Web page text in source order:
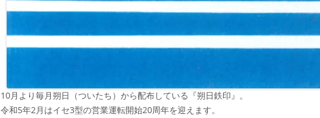
10月より毎月朔日（ついたち）から配布している『朔日鉄印』。
令和5年2月はイセ3型の営業運転開始20周年を迎えます。